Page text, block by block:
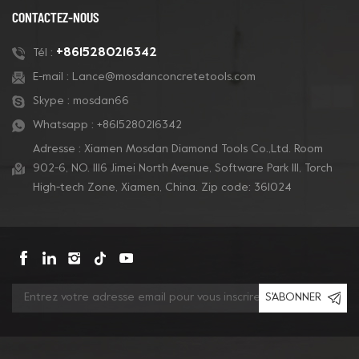
CONTACTEZ-NOUS
Tél : +8615280216342
E-mail : Lance@mosdanconcretetools.com
Skype : mosdan66
Whatsapp : +8615280216342
Adresse : Xiamen Mosdan Diamond Tools Co.,Ltd. Room
902-6, NO. 1116 Jimei North Avenue, Software Park Ill, Torch
High-tech Zone, Xiamen, China. Zip code: 361024
S'ABONNER